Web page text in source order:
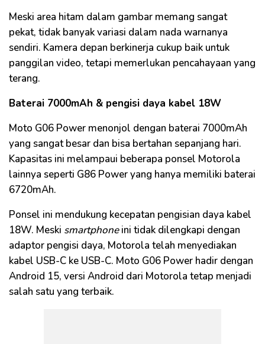
Meski area hitam dalam gambar memang sangat
pekat, tidak banyak variasi dalam nada warnanya
sendiri. Kamera depan berkinerja cukup baik untuk
panggilan video, tetapi memerlukan pencahayaan yang
terang.
Baterai 7000mAh & pengisi daya kabel 18W
Moto G06 Power menonjol dengan baterai 7000mAh
yang sangat besar dan bisa bertahan sepanjang hari.
Kapasitas ini melampaui beberapa ponsel Motorola
lainnya seperti G86 Power yang hanya memiliki baterai
6720mAh.
Ponsel ini mendukung kecepatan pengisian daya kabel
18W. Meski smartphoneini tidak dilengkapi dengan
adaptor pengisi daya, Motorola telah menyediakan
kabel USB-C ke USB-C. Moto G06 Power hadir dengan
Android 15, versi Android dari Motorola tetap menjadi
salah satu yang terbaik.